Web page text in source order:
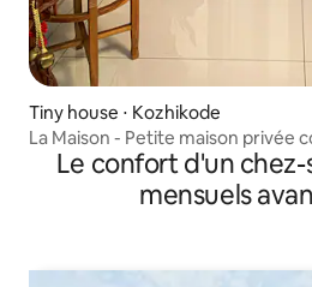
Tiny house ⋅ Kozhikode
La Maison - Petite maison privée
Le confort d'un
mensuels